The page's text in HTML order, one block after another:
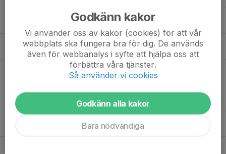
18. Richard Svensk
19. Marcus Håkansson Kilvéus
22. Mathias Kilvéus
24. Sebastian Svensson
25. Linus Ahlstedt
Godkänn kakor
Vi använder oss av kakor (cookies) för att vår
webbplats ska fungera bra för dig. De används
även för webbanalys i syfte att hjälpa oss att
förbättra våra tjänster.
Så använder vi cookies
Godkänn alla kakor
Bara nödvändiga